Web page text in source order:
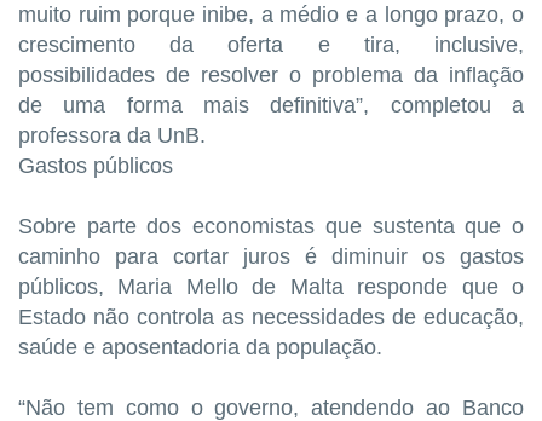
muito ruim porque inibe, a médio e a longo prazo, o
crescimento da oferta e tira, inclusive,
possibilidades de resolver o problema da inflação
de uma forma mais definitiva”, completou a
professora da UnB.
Gastos públicos
Sobre parte dos economistas que sustenta que o
caminho para cortar juros é diminuir os gastos
públicos, Maria Mello de Malta responde que o
Estado não controla as necessidades de educação,
saúde e aposentadoria da população.
“Não tem como o governo, atendendo ao Banco